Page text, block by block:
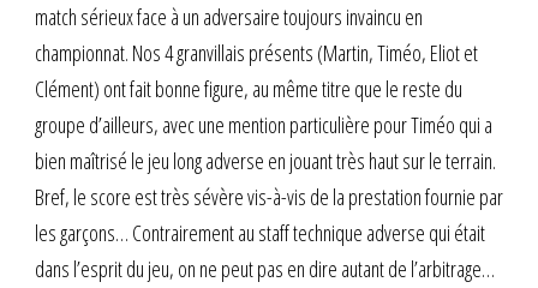
match sérieux face à un adversaire toujours invaincu en
championnat. Nos 4 granvillais présents (Martin, Timéo, Eliot et
Clément) ont fait bonne figure, au même titre que le reste du
groupe d’ailleurs, avec une mention particulière pour Timéo qui a
bien maîtrisé le jeu long adverse en jouant très haut sur le terrain.
Bref, le score est très sévère vis-à-vis de la prestation fournie par
les garçons… Contrairement au staff technique adverse qui était
dans l’esprit du jeu, on ne peut pas en dire autant de l’arbitrage…